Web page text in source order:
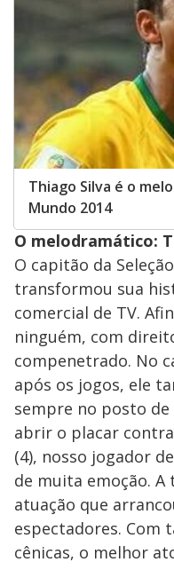
Thiago Silva é o
Mundo 2014
O melodramático:
O capitão da
transformou sua
comercial de TV.
ninguém, com
compenetrado. No
após os jogos, ele
sempre no posto
abrir o placar
(4), nosso jogador
de muita emoção.
atuação que
espectadores. Com
cênicas, o melhor